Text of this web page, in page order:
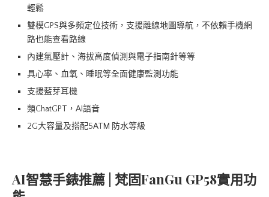
輕鬆
雙模GPS與多頻定位技術，支援離線地圖導航，不依賴手機網
路也能查看路線
內建氣壓計、海拔高度偵測與電子指南針等等
具心率、血氧、睡眠等全面健康監測功能
支援藍芽耳機
類ChatGPT，AI語音
2G大容量及搭配5ATM 防水等級
AI智慧手錶推薦 | 梵固FanGu GP58實用功